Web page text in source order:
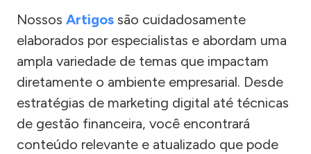
Nossos Artigos são cuidadosamente
elaborados por especialistas e abordam uma
ampla variedade de temas que impactam
diretamente o ambiente empresarial. Desde
estratégias de marketing digital até técnicas
de gestão financeira, você encontrará
conteúdo relevante e atualizado que pode